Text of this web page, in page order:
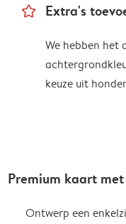
star_outline Extra's
We hebben het
keuze uit
Premium kaart
Ontwerp een